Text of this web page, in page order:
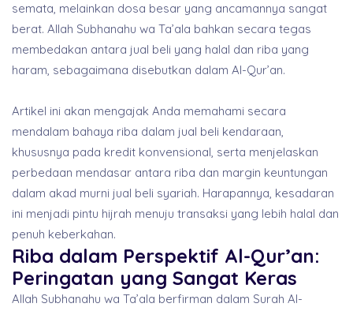
semata, melainkan dosa besar yang ancamannya sangat
berat. Allah Subhanahu wa Ta’ala bahkan secara tegas
membedakan antara jual beli yang halal dan riba yang
haram, sebagaimana disebutkan dalam Al-Qur’an.
Artikel ini akan mengajak Anda memahami secara
mendalam bahaya riba dalam jual beli kendaraan,
khususnya pada kredit konvensional, serta menjelaskan
perbedaan mendasar antara riba dan margin keuntungan
dalam akad murni jual beli syariah. Harapannya, kesadaran
ini menjadi pintu hijrah menuju transaksi yang lebih halal dan
penuh keberkahan.
Riba dalam Perspektif Al-Qur’an:
Peringatan yang Sangat Keras
Allah Subhanahu wa Ta’ala berfirman dalam Surah Al-